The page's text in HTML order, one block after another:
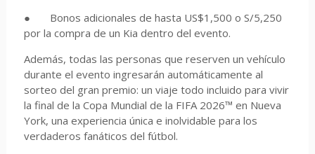
● Bonos adicionales de hasta US$1,500 o S/5,250
por la compra de un Kia dentro del evento.
Además, todas las personas que reserven un vehículo
durante el evento ingresarán automáticamente al
sorteo del gran premio: un viaje todo incluido para vivir
la final de la Copa Mundial de la FIFA 2026™ en Nueva
York, una experiencia única e inolvidable para los
verdaderos fanáticos del fútbol.